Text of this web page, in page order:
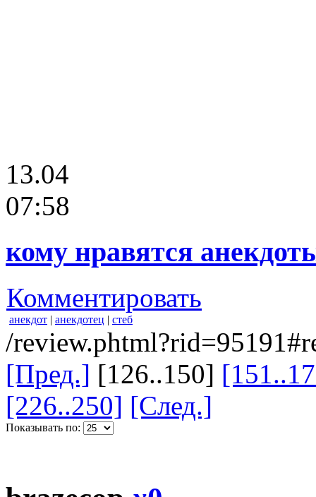
13.04
07:58
кому нравятся
Комментировать
анекдот | анекдотец | стеб
/
[Пред.] [126..150]
[226..250] [След.]
Показывать по: